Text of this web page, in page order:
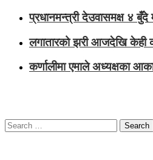
प्रधानमन्त्री देउवासमक्ष ४
लगातारको झरी आजदेखि केही
कर्णालीमा एमाले अध्यक्षका
Search
for: